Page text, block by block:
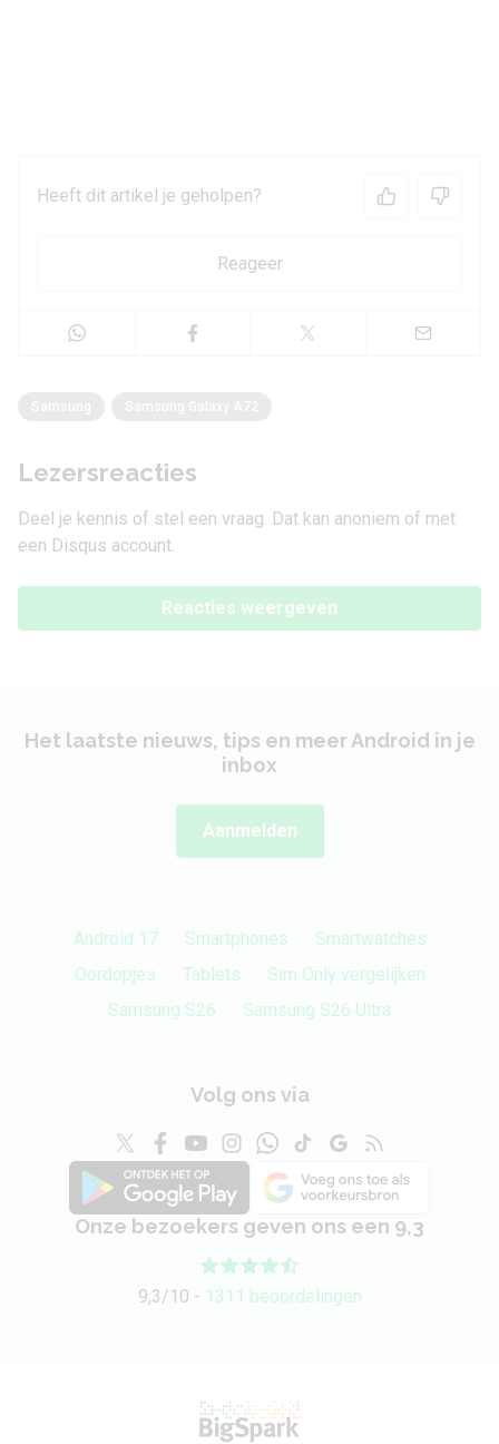
Heeft dit artikel je geholpen?
Reageer
Lezersreacties
Deel je kennis of stel een vraag. Dat kan anoniem of met
een Disqus account.
Reacties weergeven
Het laatste nieuws, tips en meer Android in je
inbox
Aanmelden
Android 17 Smartphones
Smartwatches
Oordopjes
Tablets
Sim Only vergelijken
Samsung S26
Samsung S26 Ultra
Volg ons via
Onze bezoekers geven ons een 9,3
9,3/10 - 1311 beoordelingen